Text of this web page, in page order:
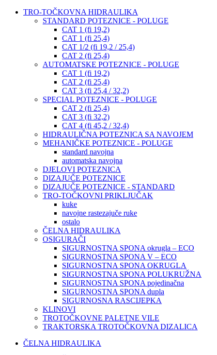
TRO-TOČKOVNA HIDRAULIKA
STANDARD POTEZNICE - POLUGE
CAT 1 (fi 19,2)
CAT 1 (fi 25,4)
CAT 1/2 (fi 19,2 / 25,4)
CAT 2 (fi 25,4)
AUTOMATSKE POTEZNICE - POLUGE
CAT 1 (fi 19,2)
CAT 2 (fi 25,4)
CAT 3 (fi 25,4 / 32,2)
SPECIAL POTEZNICE - POLUGE
CAT 2 (fi 25,4)
CAT 3 (fi 32,2)
CAT 4 (fi 45,2 / 32,4)
HIDRAULIČNA POTEZNICA SA NAVOJEM
MEHANIČKE POTEZNICE - POLUGE
standard navojna
automatska navojna
DJELOVI POTEZNICA
DIZAJUČE POTEZNICE
DIZAJUČE POTEZNICE - STANDARD
TRO-TOČKOVNI PRIKLJUČAK
kuke
navojne rastezajuče ruke
ostalo
ČELNA HIDRAULIKA
OSIGURAČI
SIGURNOSTNA SPONA okrugla – ECO
SIGURNOSTNA SPONA V – ECO
SIGURNOSTNA SPONA OKRUGLA
SIGURNOSTNA SPONA POLUKRUŽNA
SIGURNOSTNA SPONA pojedinačna
SIGURNOSTNA SPONA dupla
SIGURNOSNA RASCIJEPKA
KLINOVI
TROTOČKOVNE PALETNE VILE
TRAKTORSKA TROTOČKOVNA DIZALICA
ČELNA HIDRAULIKA